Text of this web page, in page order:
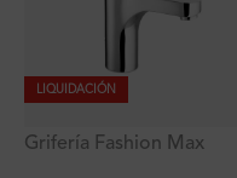
LIQUIDACIÓN
Grifería Fashion Max